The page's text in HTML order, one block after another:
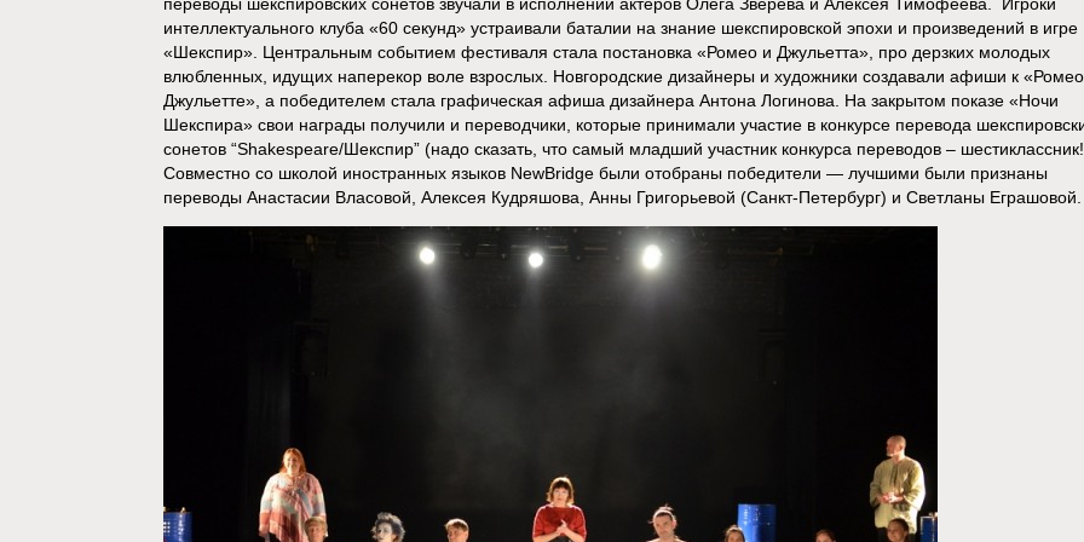
интеллектуального клуба «60 секунд» устраивали баталии на знание шекспировской эпохи и произведений в игре
«Шекспир». Центральным событием фестиваля стала постановка «Ромео и Джульетта», про дерзких молодых
влюбленных, идущих наперекор воле взрослых. Новгородские дизайнеры и художники создавали афиши к
Джульетте», а победителем стала графическая афиша дизайнера Антона Логинова. На закрытом показе «Ночи
Шекспира» свои награды получили и переводчики, которые принимали участие в конкурсе перевода
сонетов “Shakespeare/Шекспир” (надо сказать, что самый младший участник конкурса переводов –
Совместно со школой иностранных языков NewBridge были отобраны победители — лучшими были признаны
переводы Анастасии Власовой, Алексея Кудряшова, Анны Григорьевой (Санкт-Петербург) и Светланы Еграшовой.